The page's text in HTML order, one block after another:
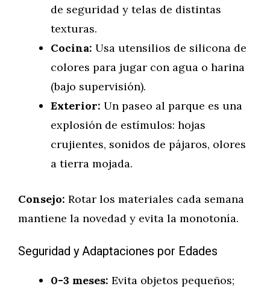
de seguridad y telas de distintas
texturas.
Cocina: Usa utensilios de silicona de
colores para jugar con agua o harina
(bajo supervisión).
Exterior: Un paseo al parque es una
explosión de estímulos: hojas
crujientes, sonidos de pájaros, olores
a tierra mojada.
Consejo: Rotar los materiales cada semana
mantiene la novedad y evita la monotonía.
Seguridad y Adaptaciones por Edades
0-3 meses: Evita objetos pequeños;